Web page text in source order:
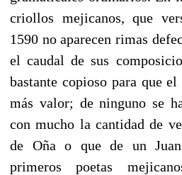
criollos mejicanos, que
1590 no aparecen rimas
el caudal de sus
bastante copioso para que
más valor; de ninguno se
con mucho la cantidad de
de Oña o que de un
primeros poetas